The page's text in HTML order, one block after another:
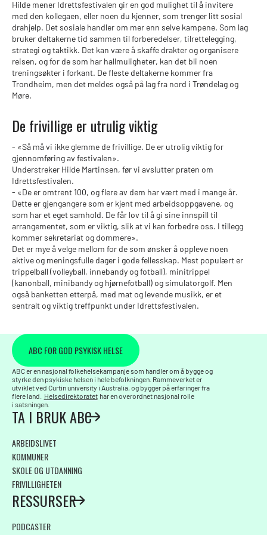
Hilde mener Idrettsfestivalen gir en god mulighet til å invitere
med den kollegaen, eller noen du kjenner, som trenger litt sosial
drahjelp. Det sosiale handler om mer enn selve kampene. Som lag
bruker deltakerne tid sammen til forberedelser, tilrettelegging,
strategi og taktikk. Det kan være å skaffe drakter og organisere
reisen, og for de som har hallmuligheter, kan det bli noen
treningsøkter i forkant. De fleste deltakerne kommer fra
Trondheim, men det meldes også på lag fra nord i Trøndelag og
Møre.
De frivillige er utrulig viktig
- «Så må vi ikke glemme de frivillige. De er utrolig viktig for
gjennomføring av festivalen».
Understreker Hilde Martinsen, før vi avslutter praten om
Idrettsfestivalen.
- «De er omtrent 100, og flere av dem har vært med i mange år.
Dette er gjengangere som er kjent med arbeidsoppgavene, og
som har et eget samhold. De får lov til å gi sine innspill til
arrangementet, som er viktig, slik at vi kan forbedre oss. I tillegg
kommer sekretariat og dommere».
Det er mye å velge mellom for de som ønsker å oppleve noen
aktive og meningsfulle dager i gode fellesskap. Mest populært er
trippelball (volleyball, innebandy og fotball), minitrippel
(kanonball, minibandy og hjørnefotball) og simulatorgolf. Men
også banketten etterpå, med mat og levende musikk, er et
sentralt og viktig treffpunkt under Idrettsfestivalen.
ABC FOR GOD PSYKISK HELSE
ABC er en nasjonal folkehelsekampanje som handler om å bygge og
styrke den psykiske helsen i hele befolkningen. Rammeverket er
utviklet ved Curtin university i Australia, og bygger på erfaringer fra
flere land.
Helsedirektoratet har en overordnet nasjonal rolle
i satsningen.
TA I BRUK ABC
ARBEIDSLIVET
KOMMUNER
SKOLE OG UTDANNING
FRIVILLIGHETEN
RESSURSER
PODCASTER